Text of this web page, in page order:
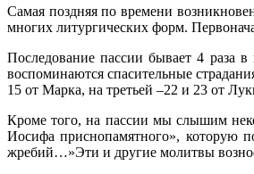
Самая поздняя по времени
многих литургических форм.
Последование пассии бывает 4 раза в
воспоминаются спасительные
15 от Марка, на третьей –22 и 23 от
Кроме того, на пассии мы слышим
Иосифа приснопамятного», которую
жребий…»Эти и другие молитвы